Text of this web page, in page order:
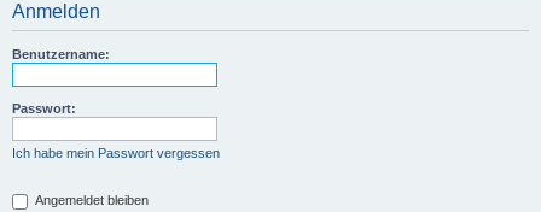
Anmelden
Benutzername:
Passwort:
Ich habe mein Passwort vergessen
Angemeldet bleiben